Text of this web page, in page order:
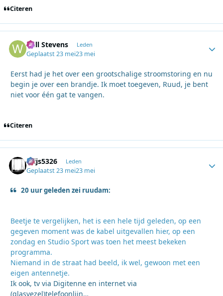
Citeren
Will Stevens Leden
Geplaatst23 mei23 mei
Eerst had je het over een grootschalige stroomstoring en nu
begin je over een brandje. Ik moet toegeven, Ruud, je bent
niet voor één gat te vangen.
Citeren
thijs5326 Leden
Geplaatst23 mei23 mei
20 uur geleden zei ruudam:
Beetje te vergelijken, het is een hele tijd geleden, op een
gegeven moment was de kabel uitgevallen hier, op een
zondag en Studio Sport was toen het meest bekeken
programma.
Niemand in de straat had beeld, ik wel, gewoon met een
eigen antennetje.
Ik ook, tv via Digitenne en internet via
(glasvezel)telefoonlijn…